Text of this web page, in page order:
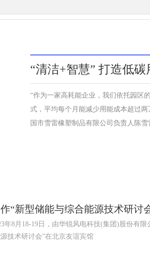
“清洁+智慧” 打造低
“作为一家高耗能企业，我们依托园区
式，平均每个月能减少用能成本超过两
国市雪雷橡塑制品有限公司负责人陈雪
“新型储能与综合能源技术研讨
8月18-19日，由华锐风电科技(集团)股份有限
技术研讨会”在北京友谊宾馆